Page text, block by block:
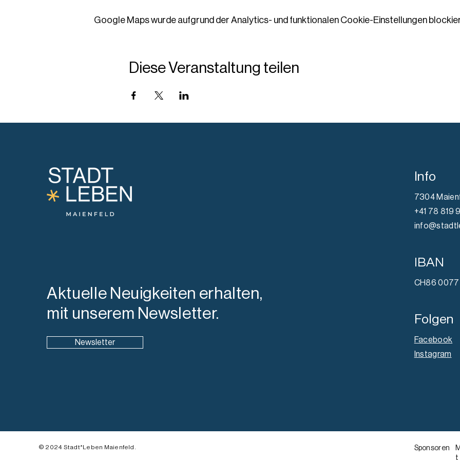
Google Maps wurde aufgrund der Analytics- und funktionalen Cookie-Einstellungen
Diese Veranstaltung teilen
Aktuelle Neuigkeiten erhalten,
mit unserem Newsletter.
Newsletter
Info
7304
+41 78 819
IBAN
CH86
Folgen
Facebook
Instagram
© 2024 Stadt*Leben Maienfeld. Sponsoren
t